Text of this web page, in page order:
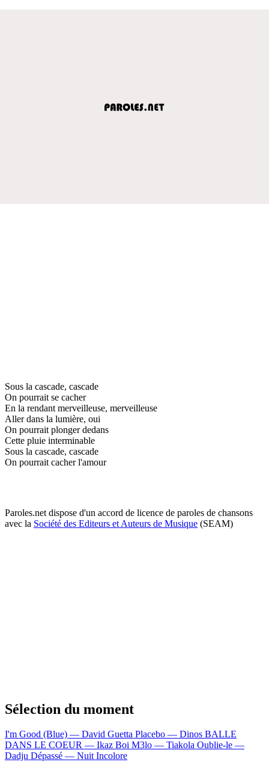
Sous la cascade, cascade
On pourrait se cacher
En la rendant merveilleuse, merveilleuse
Aller dans la lumière, oui
On pourrait plonger dedans
Cette pluie interminable
Sous la cascade, cascade
On pourrait cacher l'amour
Paroles.net dispose d'un accord de licence de paroles de chansons
avec la Société des Editeurs et Auteurs de Musique (SEAM)
Sélection du moment
I'm Good (Blue) — David Guetta Placebo — Dinos BALLE
DANS LE COEUR — Ikaz Boi M3lo — Tiakola Oublie-le —
Dadju Dépassé — Nuit Incolore